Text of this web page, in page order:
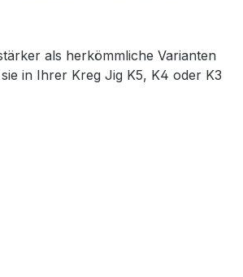
als herkömmliche Varianten
in Ihrer Kreg Jig K5, K4 oder K3